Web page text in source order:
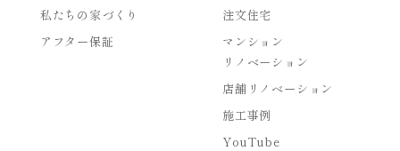
私たちの家づくり
アフター保証
注文住宅
マンション
リノベーション
店舗リノベーション
施工事例
YouTube